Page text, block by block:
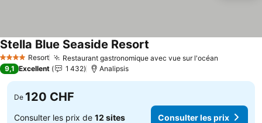
4 Étoiles Resort Restaurant gastronomique avec vue sur l'océan
Stella Blue Seaside Resort
9,1 Excellent 1 432 Analipsis
De 120 CHF
Consulter les prix de 12 sites Consulter les prix